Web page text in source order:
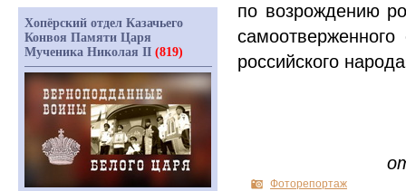
по возрождению
российского
Фоторепортаж
Хопёрский отдел Казачьего
Конвоя Памяти Царя
Мученика Николая II (819)